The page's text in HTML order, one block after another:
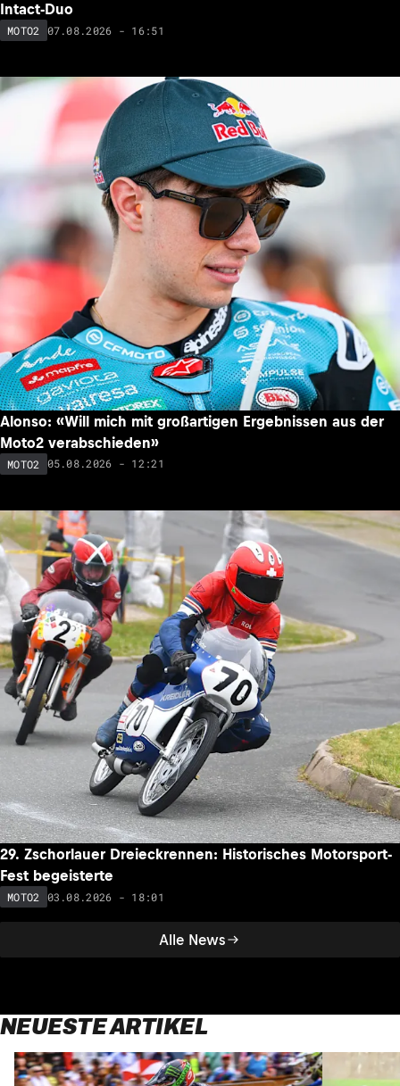
Alle News
Intact-Duo
MOTO2 07.08.2026 - 16:51
Alonso: «Will mich mit großartigen Ergebnissen aus der
Moto2 verabschieden»
MOTO2 05.08.2026 - 12:21
29. Zschorlauer Dreieckrennen: Historisches Motorsport-
Fest begeisterte
MOTO2 03.08.2026 - 18:01
NEUESTE ARTIKEL